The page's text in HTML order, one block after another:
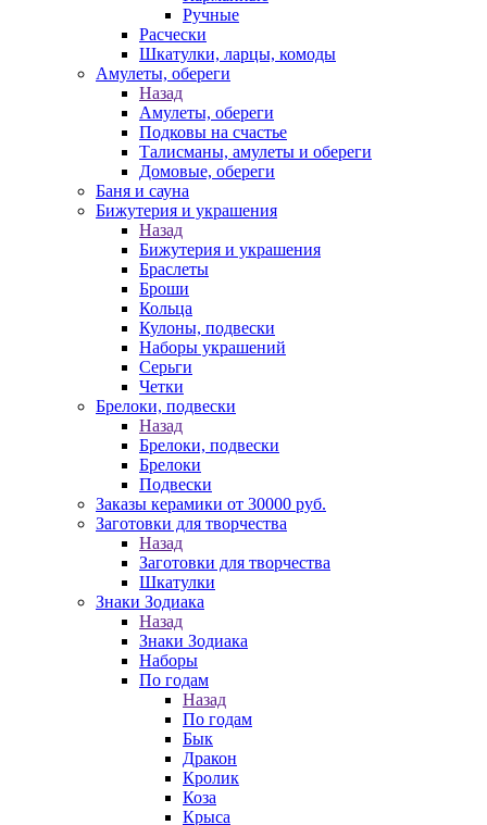
Ручные
Расчески
Шкатулки, ларцы, комоды
Амулеты, обереги
Назад
Амулеты, обереги
Подковы на счастье
Талисманы, амулеты и обереги
Домовые, обереги
Баня и сауна
Бижутерия и украшения
Назад
Бижутерия и украшения
Браслеты
Броши
Кольца
Кулоны, подвески
Наборы украшений
Серьги
Четки
Брелоки, подвески
Назад
Брелоки, подвески
Брелоки
Подвески
Заказы керамики от 30000 руб.
Заготовки для творчества
Назад
Заготовки для творчества
Шкатулки
Знаки Зодиака
Назад
Знаки Зодиака
Наборы
По годам
Назад
По годам
Бык
Дракон
Кролик
Коза
Крыса